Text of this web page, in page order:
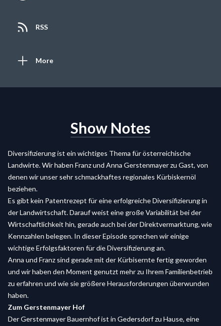
RSS
More
Show Notes
Diversifizierung ist ein wichtiges Thema für österreichische
Landwirte. Wir haben Franz und Anna Gerstenmayer zu Gast, von
denen wir unser sehr schmackhaftes regionales Kürbiskernöl
beziehen.
Es gibt kein Patentrezept für eine erfolgreiche Diversifizierung in
der Landwirtschaft. Darauf weist eine große Variabilität bei der
Wirtschaftlichkeit hin, gerade auch bei der Direktvermarktung, wie
Kennzahlen belegen. In dieser Episode sprechen wir einige
wichtige Erfolgsfaktoren für die Diversifizierung an.
Anna und Franz sind gerade mit der Kürbisernte fertig geworden
und wir haben den Moment genutzt mehr zu Ihrem Familienbetrieb
zu erfahren und wie sie größere Herausforderungen überwunden
haben.
Zum Gerstenmayer Hof
Der Gerstenmayer Bauernhof ist in Gedersdorf zu Hause, eine